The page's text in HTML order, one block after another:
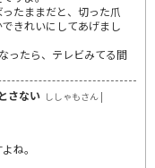
たままだと、切った爪
きれいにしてあげまし
ったら、テレビみてる間
さない ししゃもさん |
ね。